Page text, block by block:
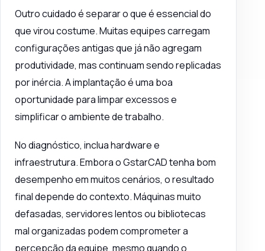
Outro cuidado é separar o que é essencial do
que virou costume. Muitas equipes carregam
configurações antigas que já não agregam
produtividade, mas continuam sendo replicadas
por inércia. A implantação é uma boa
oportunidade para limpar excessos e
simplificar o ambiente de trabalho.
No diagnóstico, inclua hardware e
infraestrutura. Embora o GstarCAD tenha bom
desempenho em muitos cenários, o resultado
final depende do contexto. Máquinas muito
defasadas, servidores lentos ou bibliotecas
mal organizadas podem comprometer a
percepção da equipe, mesmo quando o